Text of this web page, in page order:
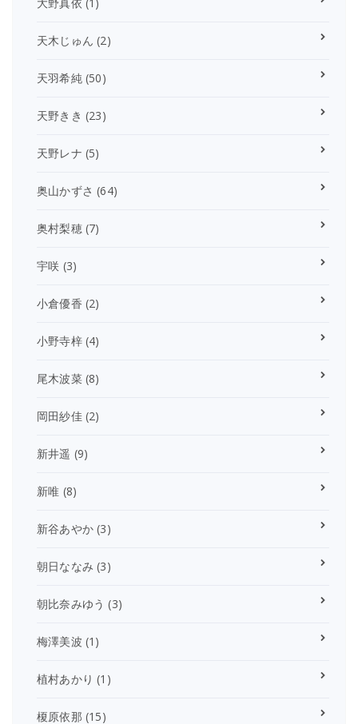
天木じゅん (2)
天羽希純(50)
天野きき (23)
天野レナ (5)
奥山かずさ (64)
奥村梨穂(7)
宇咲 (3)
小倉優香 (2)
小野寺梓(4)
尾木波菜(8)
岡田紗佳(2)
新井遥 (9)
新唯 (8)
新谷あやか (3)
朝日ななみ (3)
朝比奈みゆう (3)
梅澤美波 (1)
植村あかり (1)
榎原依那 (15)